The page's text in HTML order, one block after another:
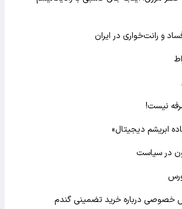
و رانت‌خواری در ایران
نیست!
ابریشم دیجیتال»
در سیاست
خصوصی درباره خرید تضمینی گندم